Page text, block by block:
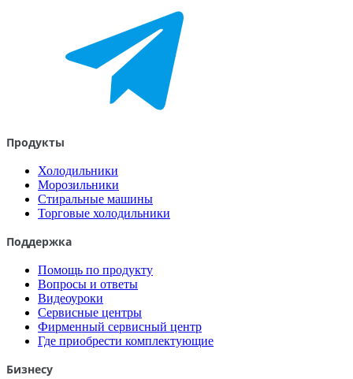
Продукты
Холодильники
Морозильники
Стиральные машины
Торговые холодильники
Поддержка
Помощь по продукту
Вопросы и ответы
Видеоуроки
Сервисные центры
Фирменный сервисный центр
Где приобрести комплектующие
Бизнесу